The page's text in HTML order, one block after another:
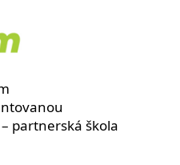
partnerská škola